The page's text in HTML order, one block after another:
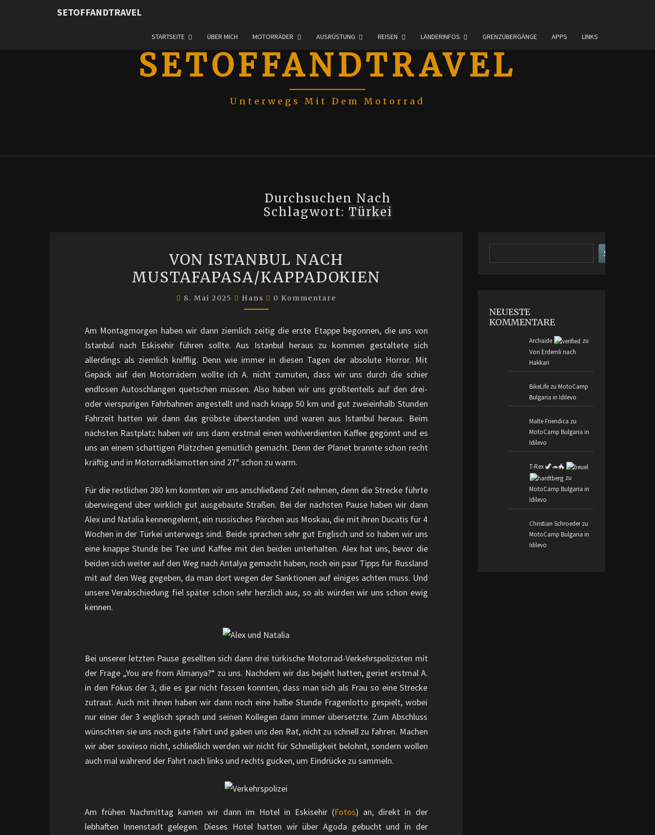
SETOFFANDTRAVEL
STARTSEITE ÜBER MICH MOTORRÄDER AUSRÜSTUNG REISEN LÄNDERINFOS GRENZÜBERGÄNGE APPS LINKS
SETOFFANDTRAVEL
Unterwegs Mit Dem Motorrad
Durchsuchen Nach
Schlagwort: Türkei
ISTANBUL
NACH
VON ISTANBUL NACH
MUSTAFAPASA/KAPPADOKIEN
8. Mai 2025 Hans Kommentare
0 Kommentare
Am Montagmorgen haben wir dann ziemlich zeitig die erste Etappe begonnen, die uns von
Istanbul nach Eskisehir führen sollte. Aus Istanbul heraus zu kommen gestaltete sich
allerdings als ziemlich knifflig. Denn wie immer in diesen Tagen der absolute Horror. Mit
Gepäck auf den Motorrädern wollte ich A. nicht zumuten, dass wir uns durch die schier
endlosen Autoschlangen quetschen müssen. Also haben wir uns größtenteils auf den drei-
oder vierspurigen Fahrbahnen angestellt und nach knapp 50 km und gut zweieinhalb Stunden
Fahrzeit hatten wir dann das gröbste überstanden und waren aus Istanbul heraus. Beim
nächsten Rastplatz haben wir uns dann erstmal einen wohlverdienten Kaffee gegönnt und es
uns an einem schattigen Plätzchen gemütlich gemacht. Denn der Planet brannte schon recht
kräftig und in Motorradklamotten sind 27° schon zu warm.
Für die restlichen 280 km konnten wir uns anschließend Zeit nehmen, denn die Strecke führte
überwiegend über wirklich gut ausgebaute Straßen. Bei der nächsten Pause haben wir dann
Alex und Natalia kennengelernt, ein russisches Pärchen aus Moskau, die mit ihren Ducatis für 4
Wochen in der Türkei unterwegs sind. Beide sprachen sehr gut Englisch und so haben wir uns
eine knappe Stunde bei Tee und Kaffee mit den beiden unterhalten. Alex hat uns, bevor die
beiden sich weiter auf den Weg nach Antalya gemacht haben, noch ein paar Tipps für Russland
mit auf den Weg gegeben, da man dort wegen der Sanktionen auf einiges achten muss. Und
unsere Verabschiedung fiel später schon sehr herzlich aus, so als würden wir uns schon ewig
kennen.
Bei unserer letzten Pause gesellten sich dann drei türkische Motorrad-Verkehrspolizisten mit
der Frage „You are from Almanya?“ zu uns. Nachdem wir das bejaht hatten, geriet erstmal A.
in den Fokus der 3, die es gar nicht fassen konnten, dass man sich als Frau so eine Strecke
zutraut. Auch mit ihnen haben wir dann noch eine halbe Stunde Fragenlotto gespielt, wobei
nur einer der 3 englisch sprach und seinen Kollegen dann immer übersetzte. Zum Abschluss
wünschten sie uns noch gute Fahrt und gaben uns den Rat, nicht zu schnell zu fahren. Machen
wir aber sowieso nicht, schließlich werden wir nicht für Schnelligkeit belohnt, sondern wollen
auch mal während der Fahrt nach links und rechts gucken, um Eindrücke zu sammeln.
Am frühen Nachmittag kamen wir dann im Hotel in Eskisehir (Fotos) an, direkt in der
lebhaften Innenstadt gelegen. Dieses Hotel hatten wir über Agoda gebucht und in der
Suchen
NEUESTE
KOMMENTARE
Archaide
zu
Von Erdemli nach
Hakkari
BikeLifezu MotoCamp
Bulgaria in Idilevo
Malte Friendica zu
MotoCamp Bulgaria in
Idilevo
T-Rex 🦖🦔🐲
zu
MotoCamp Bulgaria in
Idilevo
Christian Schroederzu
MotoCamp Bulgaria in
Idilevo